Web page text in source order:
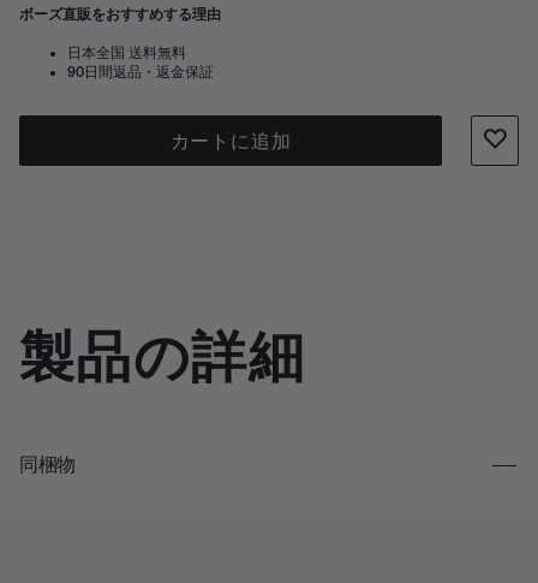
ボーズ直販をおすすめする理由
日本全国 送料無料
90日間返品・返金保証
カートに追加
製品の詳細
同梱物